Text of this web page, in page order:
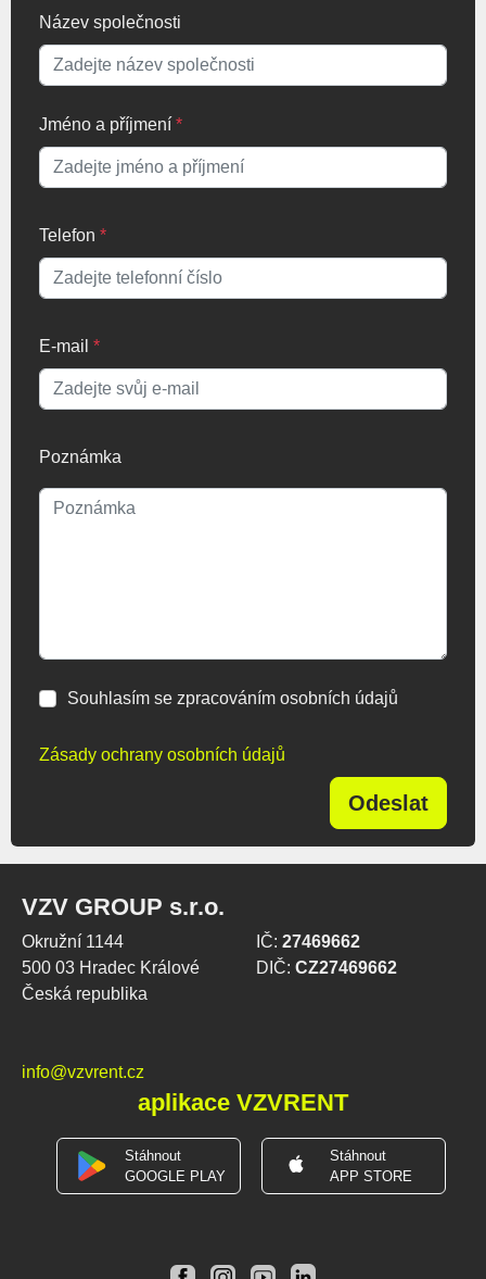
Název společnosti
Jméno a příjmení *
Telefon *
E-mail *
Poznámka
Souhlasím se zpracováním osobních údajů
Zásady ochrany osobních údajů
Odeslat
VZV GROUP s.r.o.
Okružní 1144
500 03 Hradec Králové
Česká republika
IČ: 27469662
DIČ: CZ27469662
info@vzvrent.cz
aplikace VZVRENT
Stáhnout
GOOGLE PLAY
Stáhnout
APP STORE